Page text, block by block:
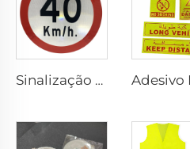
Sinalização Refletiva Personalizada de Preço Barato para Segurança no Trânsito